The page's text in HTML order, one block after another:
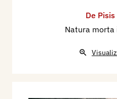
De
Natura morta